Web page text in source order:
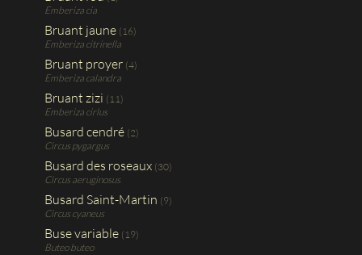
Emberiza cia
Bruant jaune (16)
Emberiza citrinella
Bruant proyer (4)
Emberiza calandra
Bruant zizi (11)
Emberiza cirlus
Busard cendré (2)
Circus pygargus
Busard des roseaux (30)
Circus aeruginosus
Busard Saint-Martin (9)
Circus cyaneus
Buse variable (19)
Buteo buteo